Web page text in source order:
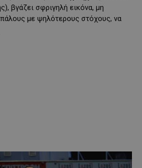
βγάζει σφριγηλή εικόνα, μη
με ψηλότερους στόχους, να